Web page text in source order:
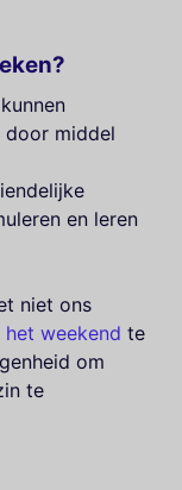
door middel
en leren
niet ons
weekend te
om
te